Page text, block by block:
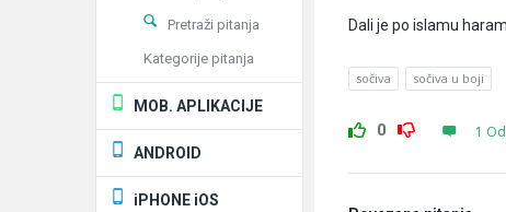
Dali je po islamu
sočiva sočiva u boji
0 1
Pretraži pitanja
Kategorije pitanja
MOB. APLIKACIJE
ANDROID
iPHONE iOS